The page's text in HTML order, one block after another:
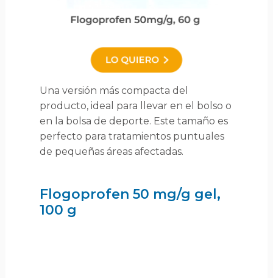
Una versión más compacta del
producto, ideal para llevar en el bolso o
en la bolsa de deporte. Este tamaño es
perfecto para tratamientos puntuales
de pequeñas áreas afectadas.
Flogoprofen 50 mg/g gel,
100 g